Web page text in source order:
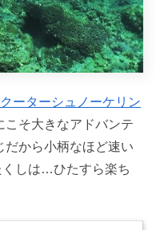
ーターシュノーケリン
こそ大きなアドバンテ
だから小柄なほど速い
くしは…ひたすら楽ち